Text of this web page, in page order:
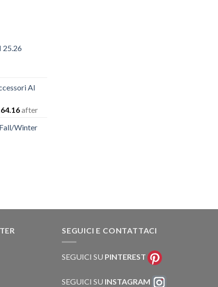
25.26
AI
Il
attuale
after
Winter
SEGUICI E CONTATTACI
SEGUICI SU PINTEREST
SEGUICI SU INSTAGRAM